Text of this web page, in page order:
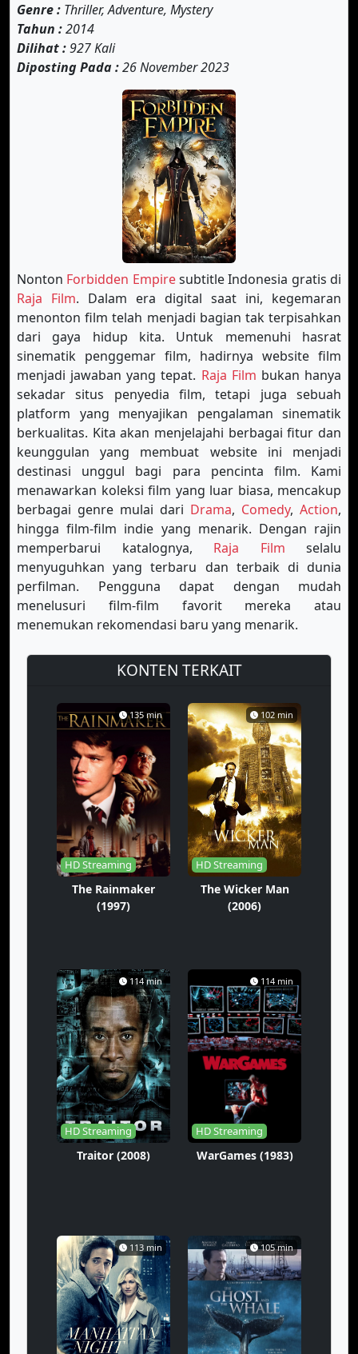
Genre : Thriller, Adventure, Mystery
Tahun :2014
Dilihat :927 Kali
Diposting Pada :26 November 2023
Nonton Forbidden Empiresubtitle Indonesia gratis di
Raja Film. Dalam era digital saat ini, kegemaran
menonton film telah menjadi bagian tak terpisahkan
dari gaya hidup kita. Untuk memenuhi hasrat
sinematik penggemar film, hadirnya website film
menjadi jawaban yang tepat. Raja Film bukan hanya
sekadar situs penyedia film, tetapi juga sebuah
platform yang menyajikan pengalaman sinematik
berkualitas. Kita akan menjelajahi berbagai fitur dan
keunggulan yang membuat website ini menjadi
destinasi unggul bagi para pencinta film. Kami
menawarkan koleksi film yang luar biasa, mencakup
berbagai genre mulai dari Drama, Comedy, Action,
hingga film-film indie yang menarik. Dengan rajin
memperbarui katalognya, Raja Film selalu
menyuguhkan yang terbaru dan terbaik di dunia
perfilman. Pengguna dapat dengan mudah
menelusuri film-film favorit mereka atau
menemukan rekomendasi baru yang menarik.
KONTEN TERKAIT
135 min
HD Streaming
The Rainmaker
(1997)
102 min
HD Streaming
The Wicker Man
(2006)
114 min
HD Streaming
Traitor (2008)
114 min
HD Streaming
WarGames (1983)
113 min 105 min